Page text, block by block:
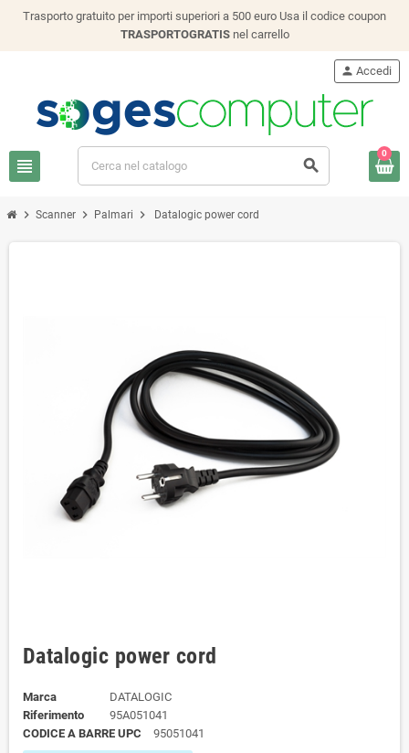
Trasporto gratuito per importi superiori a 500 euro Usa il codice coupon
TRASPORTOGRATISnel carrello
view_headline search
person Accedi
0
chevron_right Scanner chevron_right Palmari chevron_right Datalogic power cord
Datalogic power cord
Marca
DATALOGIC
Riferimento
95A051041
CODICE A BARRE UPC
95051041